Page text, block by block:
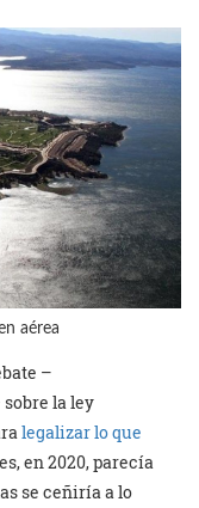
aérea
–
sobre la ley
legalizar lo que
en 2020, parecía
se ceñiría a lo